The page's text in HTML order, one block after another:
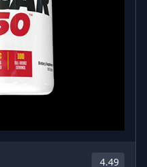
βοδινού κρέατος;
είναι πολύ χαμηλή σε
είναι κατάλληλη για
γάλα/γαλακτοκομικά,
για μένα;
ορό γάλακτος, οπότε
του γάλακτος.
4.49